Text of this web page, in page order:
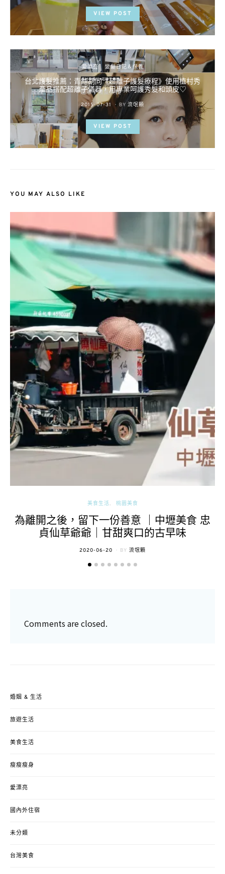
VIEW POST
愛漂亮 變髮日記＆保養
台北護髮推薦：青絲胡同《超離子護髮療程》使用植村秀
產品搭配超離子儀器，用專業呵護秀髮和頭皮♡
POSTED
ON
2015-07-31 BY 流氓顆
VIEW POST
YOU MAY ALSO LIKE
美食生活 桃園美食
為離開之後，留下一份善意 ｜中壢美食 忠
貞仙草爺爺｜甘甜爽口的古早味
POSTED
2020-06-20 BY 流氓顆
Comments are closed.
婚姻 & 生活
旅遊生活
美食生活
瘦瘦瘦身
愛漂亮
國內外住宿
未分類
台灣美食